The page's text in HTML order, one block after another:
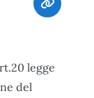
legge
del